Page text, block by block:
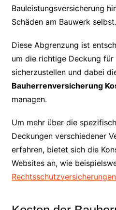
Bauleistungsversicherung
Schäden am Bauwerk selbst.
Diese Abgrenzung ist
um die richtige Deckung
sicherzustellen und dabei
Bauherrenversicherung
managen.
Um mehr über die
Deckungen verschiedener
erfahren, bietet sich die
Websites an, wie